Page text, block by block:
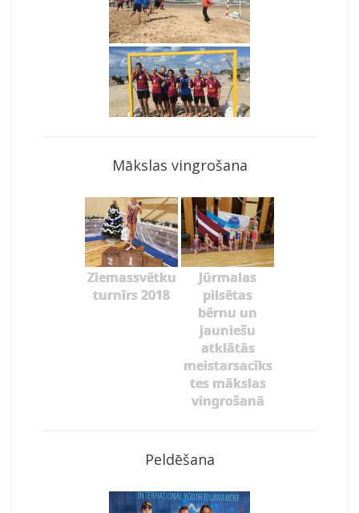
Mākslas vingrošana
Ziemassvētku
turnīrs 2018
Jūrmalas
pilsētas
bērnu un
jauniešu
atklātās
meistarsacīks
tes mākslas
vingrošanā
Peldēšana